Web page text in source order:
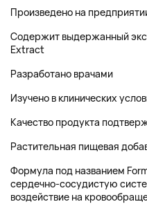
Произведено на
Содержит выдержанный
Extract
Разработано врачами
Изучено в клинических
Качество продукта
Растительная пищевая
Формула под названием
сердечно-сосудистую
воздействие на